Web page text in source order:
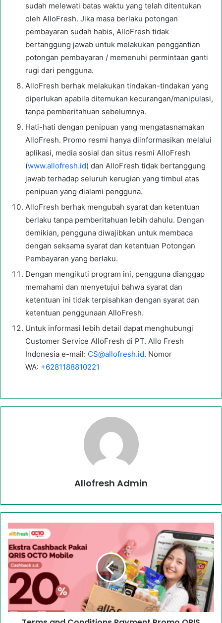
sudah melewati batas waktu yang telah ditentukan
oleh AlloFresh. Jika masa berlaku potongan
pembayaran sudah habis, AlloFresh tidak
bertanggung jawab untuk melakukan penggantian
potongan pembayaran / memenuhi permintaan ganti
rugi dari pengguna.
AlloFresh berhak melakukan tindakan-tindakan yang
diperlukan apabila ditemukan kecurangan/manipulasi,
tanpa pemberitahuan sebelumnya.
Hati-hati dengan penipuan yang mengatasnamakan
AlloFresh. Promo resmi hanya diinformasikan melalui
aplikasi, media sosial dan situs resmi AlloFresh
(www.allofresh.id) dan AlloFresh tidak bertanggung
jawab terhadap seluruh kerugian yang timbul atas
penipuan yang dialami pengguna.
AlloFresh berhak mengubah syarat dan ketentuan
berlaku tanpa pemberitahuan lebih dahulu. Dengan
demikian, pengguna diwajibkan untuk membaca
dengan seksama syarat dan ketentuan Potongan
Pembayaran yang berlaku.
Dengan mengikuti program ini, pengguna dianggap
memahami dan menyetujui bahwa syarat dan
ketentuan ini tidak terpisahkan dengan syarat dan
ketentuan penggunaan AlloFresh.
Untuk informasi lebih detail dapat menghubungi
Customer Service AlloFresh di PT. Allo Fresh
Indonesia e-mail: CS@allofresh.id. Nomor
WA: +6281188810221
Allofresh Admin